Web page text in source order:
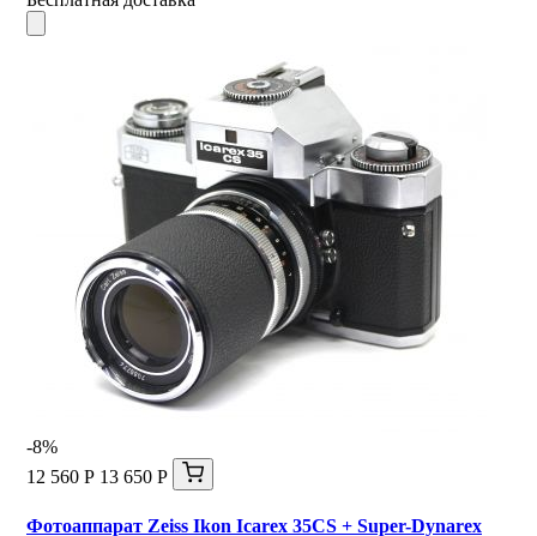
-8%
12 560 Р 13 650 Р
Фотоаппарат Zeiss Ikon Icarex 35CS + Super-Dynarex